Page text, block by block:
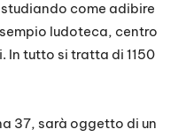
come adibire
ludoteca, centro
In tutto si tratta di 1150
37, sarà oggetto di un